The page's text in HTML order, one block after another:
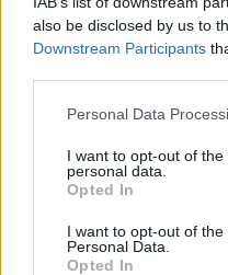
also be disclosed by us to
Downstream Participants
Personal Data
I want to opt-out of
personal data.
Opted In
I want to opt-out of the
Personal Data.
Opted In
ανθρώπους σε όλο τον
χαρούμενοι που η
Αρκαδία αποτελούν
με την Αρκαδία να
περισσότερα από 40
στηρίζουμε
εξωστρέφεια, τον
ανάπτυξη του τόπου